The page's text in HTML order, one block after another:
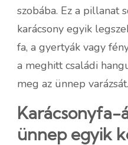
szobába. Ez a pillanat
karácsony egyik
fa, a gyertyák vagy
a meghitt családi
meg az ünnep varázsát.
Karácsonyfa-
ünnep egyik